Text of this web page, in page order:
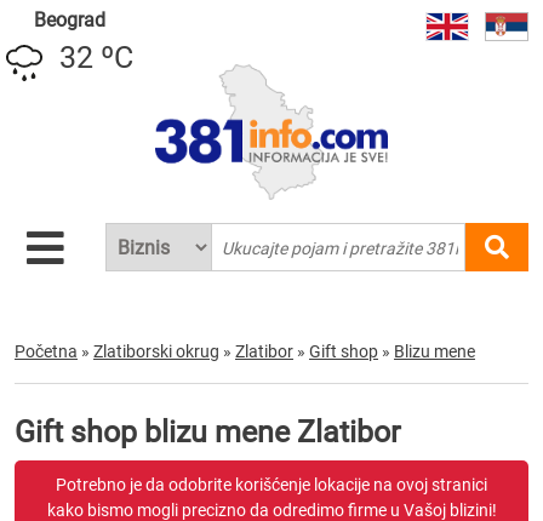
Beograd
32 ºC
Početna » Zlatiborski okrug » Zlatibor » Gift shop » Blizu mene
Gift shop blizu mene Zlatibor
Potrebno je da odobrite korišćenje lokacije na ovoj stranici
kako bismo mogli precizno da odredimo firme u Vašoj blizini!